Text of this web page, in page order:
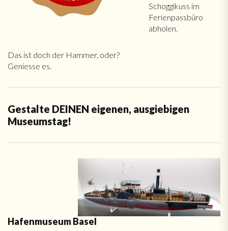
Schoggikuss im
Ferienpassbüro
abholen.
Das ist doch der Hammer, oder?
Geniesse es.
Gestalte DEINEN eigenen, ausgiebigen
Museumstag!
Hafenmuseum Basel